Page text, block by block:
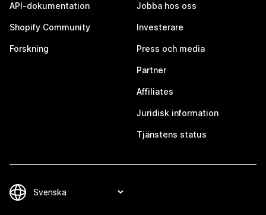
API-dokumentation
Shopify Community
Forskning
Jobba hos oss
Investerare
Press och media
Partner
Affiliates
Juridisk information
Tjänstens status